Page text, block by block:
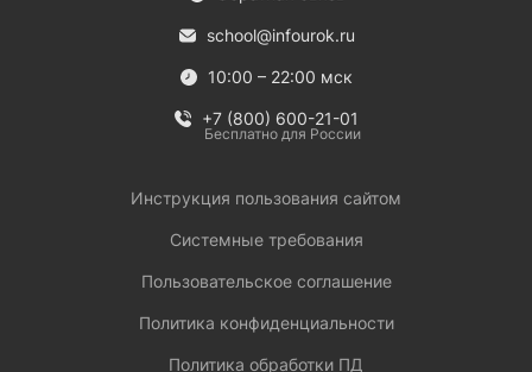
school@infourok.ru
10:00 – 22:00 мск
+7 (800) 600-21-01
Бесплатно для России
Инструкция пользования сайтом
Системные требования
Пользовательское соглашение
Политика конфиденциальности
Политика обработки ПД